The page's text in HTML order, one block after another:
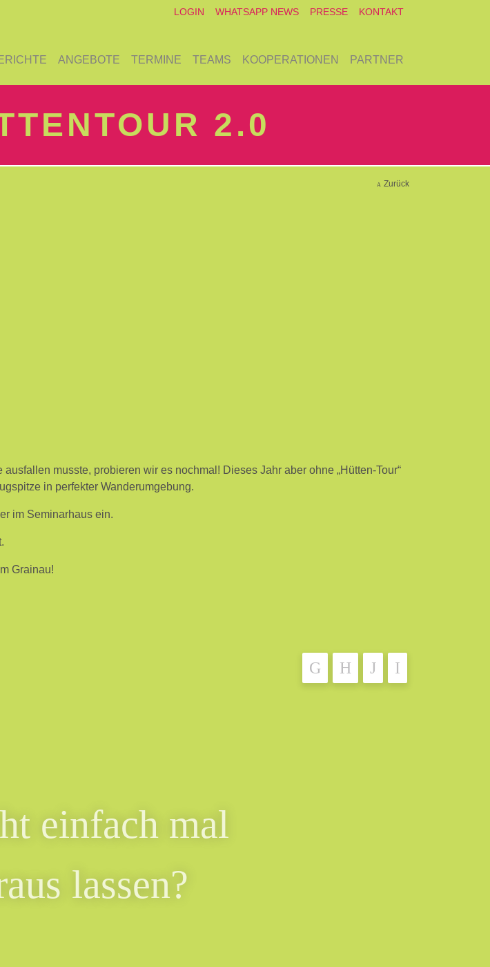
LOGIN WHATSAPP NEWS PRESSE KONTAKT
ANGEBOTE TERMINE TEAMS KOOPERATIONEN PARTNER
2.0
Zurück
musste, probieren wir es nochmal! Dieses Jahr aber ohne „Hütten-Tour“
in perfekter Wanderumgebung.
im Seminarhaus ein.
Grainau!
einfach mal
lassen?